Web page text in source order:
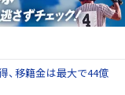
、移籍金は最大で44億